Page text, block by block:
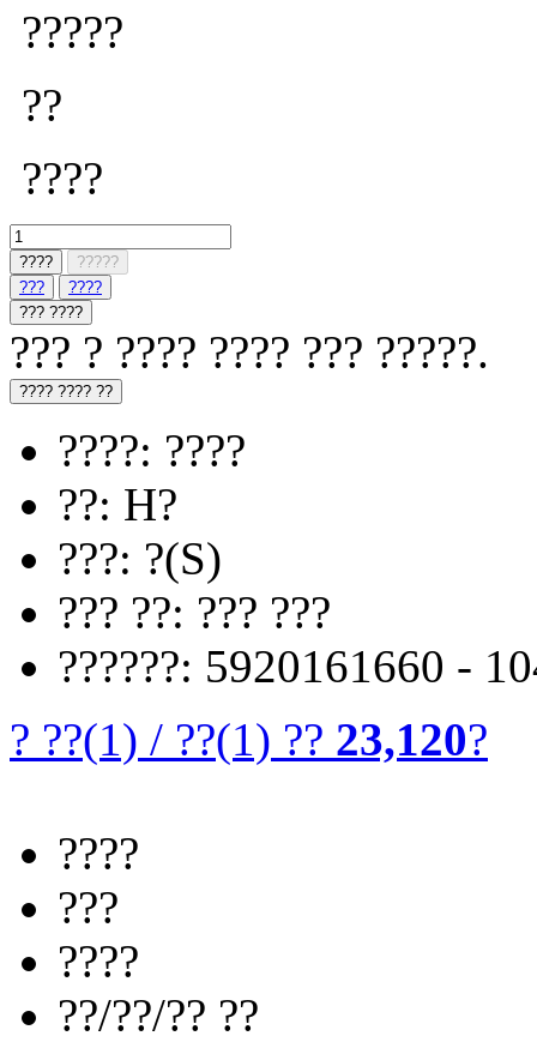
?????
??
????
????
?????
???
????
??? ????
??? ? ???? ???? ??? ?????.
???? ???? ??
????: ????
??: H?
???: ?(S)
??? ??: ??? ???
??????: 5920161660 -
? ??(1) / ??(1) ?? 23,120?
????
???
????
??/??/?? ??